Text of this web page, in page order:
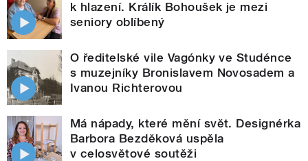
k hlazení. Králík Bohoušek je mezi
seniory oblíbený
O ředitelské vile Vagónky ve Studénce
s muzejníky Bronislavem Novosadem a
Ivanou Richterovou
Má nápady, které mění svět. Designérka
Barbora Bezděková uspěla
v celosvětové soutěži